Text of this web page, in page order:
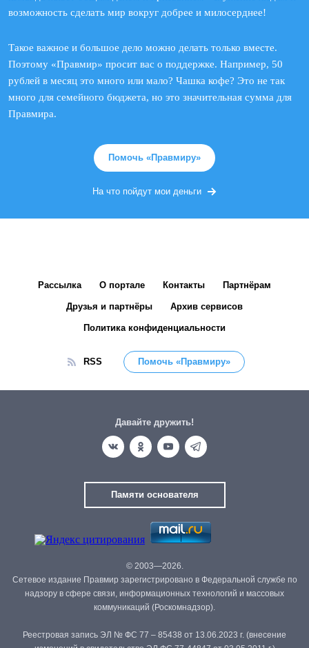
возможность сделать мир вокруг добрее и милосерднее!
Такое важное и большое дело можно делать только вместе.
Поэтому «Правмир» просит вас о поддержке. Например, 50
рублей в месяц это много или мало? Чашка кофе? Это не так
много для семейного бюджета, но это значительная сумма для
Правмира.
Помочь «Правмиру»
На что пойдут мои деньги
Рассылка О портале Контакты Партнёрам
Друзья и партнёры Архив сервисов
Политика конфиденциальности
RSS Помочь «Правмиру»
Давайте дружить!
Памяти основателя
© 2003—2026.
Сетевое издание Правмир зарегистрировано в Федеральной службе по
надзору в сфере связи, информационных технологий и массовых
коммуникаций (Роскомнадзор).
Реестровая запись ЭЛ № ФС 77 – 85438 от 13.06.2023 г. (внесение